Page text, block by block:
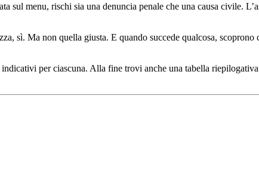
sul menu, rischi sia una denuncia penale che una causa civile.
sì. Ma non quella giusta. E quando succede qualcosa, scoprono
per ciascuna. Alla fine trovi anche una tabella